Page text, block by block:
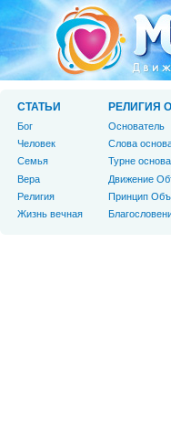
СТАТЬИ
Бог
Человек
Cемья
Вера
Религия
Жизнь вечная
РЕЛИГИЯ
Основатель
Слова
Турне
Движение
Принцип